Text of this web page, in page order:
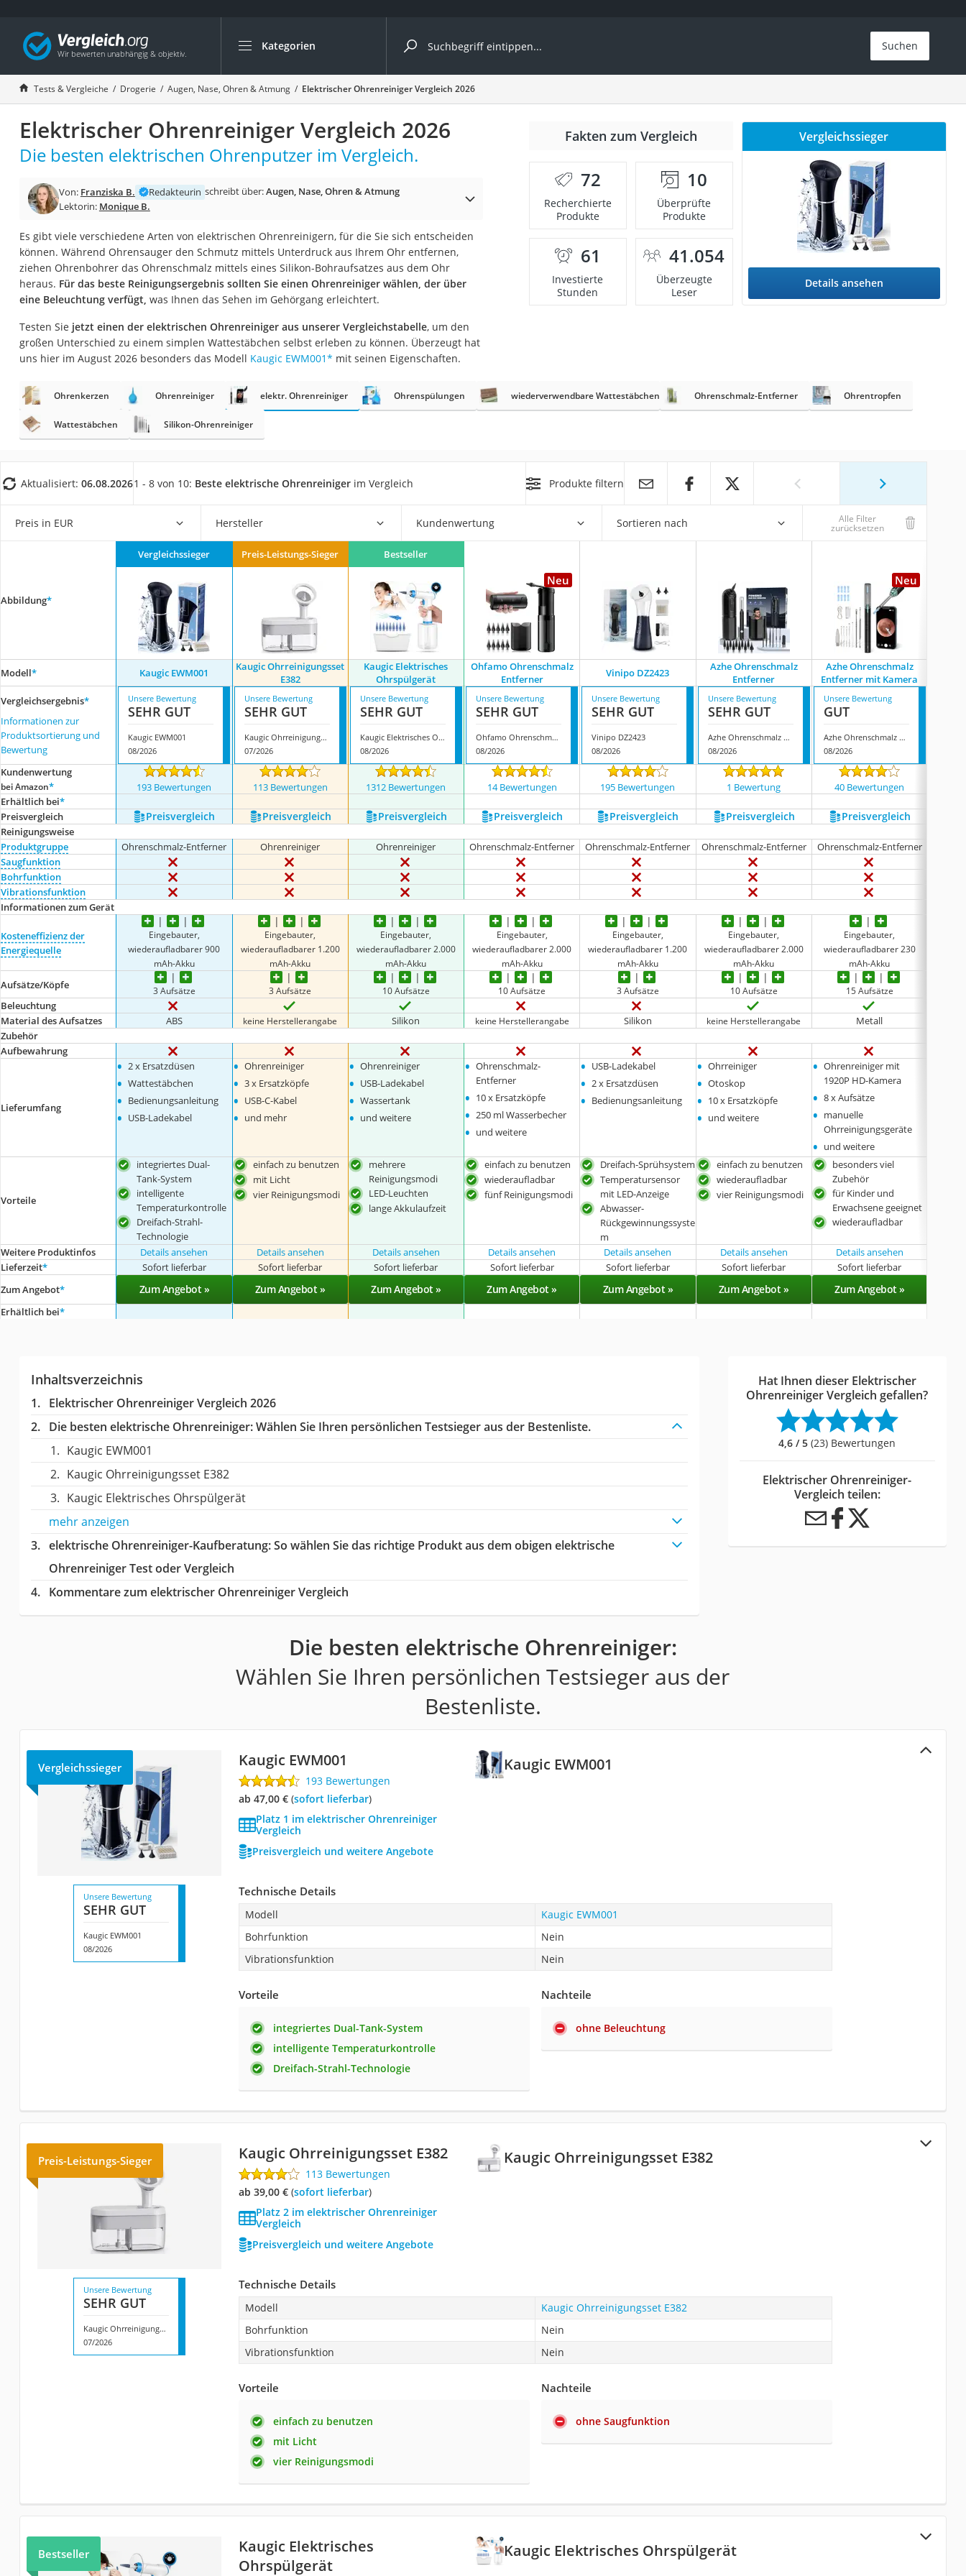
Kategorien
Die beliebtesten Vergleiche nach Kategorie
Drogerie
Inhalator
Haarschneider
Rollator
Braun Rasierer
Katzenklappe (Chip)
Masturbator
Massagepistole
Epilierer
Reisehaartrockner
Eiweißpulver
Magnesiumpräparat
Nackenmassagegerät
Zeckenschutz Katze
Mineralfutter Pferd
Massagegerät
Service
Suchen
Tests & Vergleiche Drogerie Augen, Nase, Ohren & Atmung Elektrischer Ohrenreiniger Vergleich 2026
Elektrischer Ohrenreiniger Vergleich 2026
Die besten elektrischen Ohrenputzer im Vergleich.
Von: Franziska B. Redakteurin schreibt über:Augen, Nase, Ohren & Atmung
Lektorin: Monique B.
Es gibt viele verschiedene Arten von elektrischen Ohrenreinigern, für die Sie sich entscheiden
können. Während Ohrensauger den Schmutz mittels Unterdruck aus Ihrem Ohr entfernen,
ziehen Ohrenbohrer das Ohrenschmalz mittels eines Silikon-Bohraufsatzes aus dem Ohr
heraus. Für das beste Reinigungsergebnis sollten Sie einen Ohrenreiniger wählen, der über
eine Beleuchtung verfügt, was Ihnen das Sehen im Gehörgang erleichtert.
Testen Sie jetzt einen der elektrischen Ohrenreiniger aus unserer Vergleichstabelle, um den
großen Unterschied zu einem simplen Wattestäbchen selbst erleben zu können. Überzeugt hat
uns hier im August 2026 besonders das Modell Kaugic EWM001* mit seinen Eigenschaften.
Fakten zum Vergleich
72
Recherchierte
Produkte
10
Überprüfte
Produkte
61
Investierte
Stunden
41.054
Überzeugte
Leser
Vergleichssieger
Details ansehen
Ohrenkerzen Ohrenreiniger elektr. Ohrenreiniger Ohrenspülungen wiederverwendbare Wattestäbchen Ohrenschmalz-Entferner Ohrentropfen
Wattestäbchen Silikon-Ohrenreiniger
Aktualisiert: 06.08.20261 - 8 von 10: Beste elektrische Ohrenreiniger im Vergleich Produkte filtern
Preis in EUR Hersteller Kundenwertung Sortieren nach Alle Filter
zurücksetzen
Abbildung*
Vergleichssieger Preis-Leistungs-Sieger Bestseller
Neu Neu
Modell* Kaugic EWM001
Kaugic Ohrreinigungsset
‎E382
Kaugic Elektrisches
Ohrspülgerät
Ohfamo Ohrenschmalz
Entferner
Vinipo DZ2423
Azhe Ohrenschmalz
Entferner
Azhe Ohrenschmalz
Entferner mit Kamera
Vergleichsergebnis*
Informationen zur
Produktsortierung und
Bewertung
Unsere Bewertung
SEHR GUT
Kaugic EWM001
08/2026
Unsere Bewertung
SEHR GUT
Kaugic Ohrreinigungsset ‎E382
07/2026
Unsere Bewertung
SEHR GUT
Kaugic Elektrisches Ohrspülgerät
08/2026
Unsere Bewertung
SEHR GUT
Ohfamo Ohrenschmalz Entferner
08/2026
Unsere Bewertung
SEHR GUT
Vinipo DZ2423
08/2026
Unsere Bewertung
SEHR GUT
Azhe Ohrenschmalz Entferner
08/2026
Unsere Bewertung
GUT
Azhe Ohrenschmalz Entferner mit Kamera
08/2026
Kundenwertung
bei Amazon* 193 Bewertungen 113 Bewertungen 1312 Bewertungen 14 Bewertungen 195 Bewertungen 1 Bewertung 40 Bewertungen
Erhältlich bei*
Preis­vergleich
Preis­vergleich Preis­vergleich Preis­vergleich Preis­vergleich Preis­vergleich Preis­vergleich Preis­vergleich
Reinigungsweise
Produktgruppe
Ohrenschmalz-Entferner Ohrenreiniger Ohrenreiniger Ohrenschmalz-Entferner Ohrenschmalz-Entferner Ohrenschmalz-Entferner Ohrenschmalz-Entferner
Saugfunktion
Bohrfunktion
Vibrationsfunktion
Informationen zum Gerät
Kosteneffizienz der
Energiequelle
Eingebauter,
wiederaufladbarer 900
mAh-Akku
Eingebauter,
wiederaufladbarer 1.200
mAh-Akku
Eingebauter,
wiederaufladbarer 2.000
mAh-Akku
Eingebauter,
wiederaufladbarer 2.000
mAh-Akku
Eingebauter,
wiederaufladbarer 1.200
mAh-Akku
Eingebauter,
wiederaufladbarer 2.000
mAh-Akku
Eingebauter,
wiederaufladbarer 230
mAh-Akku
Aufsätze/Köpfe 3 Aufsätze 3 Aufsätze 10 Aufsätze 10 Aufsätze 3 Aufsätze 10 Aufsätze 15 Aufsätze
Beleuchtung
Material des Aufsatzes
ABS keine Herstellerangabe Silikon keine Herstellerangabe Silikon keine Herstellerangabe Metall
Zubehör
Aufbewahrung
Lieferumfang
• 2 x Ersatzdüsen
• Wattestäbchen
• Bedienungsanleitung
• USB-Ladekabel
• Ohrenreiniger
• 3 x Ersatzköpfe
• USB-C-Kabel
• und mehr
• Ohrenreiniger
• USB-Ladekabel
• Wassertank
• und weitere
• Ohrenschmalz-
Entferner
• 10 x Ersatzköpfe
• 250 ml Wasserbecher
• und weitere
• USB-Ladekabel
• 2 x Ersatzdüsen
• Bedienungsanleitung
• Ohrreiniger
• Otoskop
• 10 x Ersatzköpfe
• und weitere
• Ohrenreiniger mit
1920P HD-Kamera
• 8 x Aufsätze
• manuelle
Ohrreinigungsgeräte
• und weitere
Vorteile
integriertes Dual-
Tank-System
intelligente
Temperaturkontrolle
Dreifach-Strahl-
Technologie
einfach zu benutzen
mit Licht
vier Reinigungsmodi
mehrere
Reinigungsmodi
LED-Leuchten
lange Akkulaufzeit
einfach zu benutzen
wiederaufladbar
fünf Reinigungsmodi
Dreifach-Sprühsystem
Temperatursensor
mit LED-Anzeige
Abwasser-
Rückgewinnungssyste
m
einfach zu benutzen
wiederaufladbar
vier Reinigungsmodi
besonders viel
Zubehör
für Kinder und
Erwachsene geeignet
wiederaufladbar
Weitere Produktinfos Details ansehen Details ansehen Details ansehen Details ansehen Details ansehen Details ansehen
Details ansehen
Lieferzeit* Sofort lieferbar Sofort lieferbar Sofort lieferbar Sofort lieferbar Sofort lieferbar Sofort lieferbar Sofort lieferbar
Zum Angebot* Zum Angebot » Zum Angebot » Zum Angebot » Zum Angebot » Zum Angebot » Zum Angebot » Zum Angebot »
Erhältlich bei*
Inhaltsverzeichnis
Elektrischer Ohrenreiniger Vergleich 2026
Die besten elektrische Ohrenreiniger:Wählen Sie Ihren persönlichen Testsieger aus der Bestenliste.
Kaugic EWM001
Kaugic Ohrreinigungsset ‎E382
Kaugic Elektrisches Ohrspülgerät
mehr anzeigen
elektrische Ohrenreiniger-Kaufberatung: So wählen Sie das richtige Produkt aus dem obigen elektrische
Ohrenreiniger Test oder Vergleich
Kommentare zum elektrischer Ohrenreiniger Vergleich
Hat Ihnen dieser Elektrischer
Ohrenreiniger Vergleich gefallen?
4,6 / 5 (23) Bewertungen
Elektrischer Ohrenreiniger-
Vergleich teilen:
Die besten elektrische Ohrenreiniger:
Wählen Sie Ihren persönlichen Testsieger aus der
Bestenliste.
Kaugic EWM001
Vergleichssieger Kaugic EWM001
193 Bewertungen
ab 47,00 €( Sofort lieferbar)
Platz 1 im elektrischer Ohrenreiniger
Vergleich
Preisvergleich und weitere Angebote
Unsere Bewertung
SEHR GUT
Kaugic EWM001
08/2026
Technische Details
Modell
Kaugic EWM001
Bohrfunktion
Nein
Vibrationsfunktion
Nein
Vorteile
integriertes Dual-Tank-System
intelligente Temperaturkontrolle
Dreifach-Strahl-Technologie
Nachteile
ohne Beleuchtung
Kaugic Ohrreinigungsset ‎E382
Preis-Leistungs-Sieger Kaugic Ohrreinigungsset ‎E382
113 Bewertungen
ab 39,00 €( Sofort lieferbar)
Platz 2 im elektrischer Ohrenreiniger
Vergleich
Preisvergleich und weitere Angebote
Unsere Bewertung
SEHR GUT
Kaugic Ohrreinigungsset ‎E382
07/2026
Technische Details
Modell
Kaugic Ohrreinigungsset ‎E382
Bohrfunktion
Nein
Vibrationsfunktion
Nein
Vorteile
einfach zu benutzen
mit Licht
vier Reinigungsmodi
Nachteile
ohne Saugfunktion
Kaugic Elektrisches Ohrspülgerät
Bestseller
Kaugic Elektrisches
Ohrspülgerät